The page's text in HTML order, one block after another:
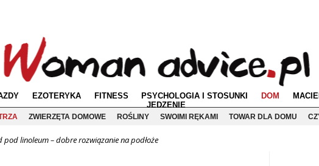
EZOTERYKA FITNESS PSYCHOLOGIA I STOSUNKI DOM
JEDZENIE
ZWIERZĘTA DOMOWE ROŚLINY SWOIMI RĘKAMI TOWAR DLA DOMU
pod linoleum – dobre rozwiązanie na podłoże